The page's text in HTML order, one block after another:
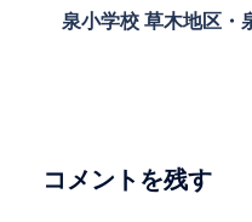
ン
泉小学校 草木地区・
コメントを残す